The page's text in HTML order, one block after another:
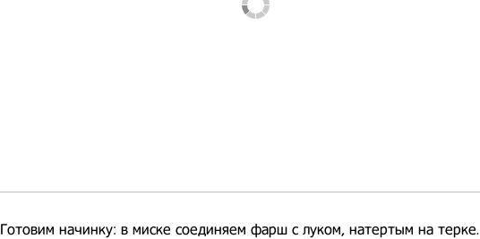
Готовим начинку: в миске соединяем фарш с луком, натертым на терке.